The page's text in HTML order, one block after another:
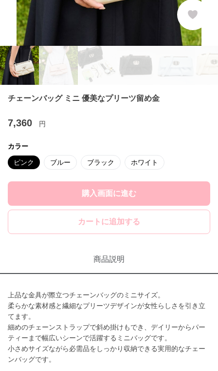
チェーンバッグ ミニ 優美なプリーツ留め金
7,360 円
カラー
ピンク ブルー ブラック ホワイト
購入画面に進む
カートに追加する
商品説明
上品な金具が際立つチェーンバッグのミニサイズ。
柔らかな素材感と繊細なプリーツデザインが女性らしさを引き立
てます。
細めのチェーンストラップで斜め掛けもでき、デイリーからパー
ティーまで幅広いシーンで活躍するミニバッグです。
小さめサイズながら必需品をしっかり収納できる実用的なチェー
ンバッグです。